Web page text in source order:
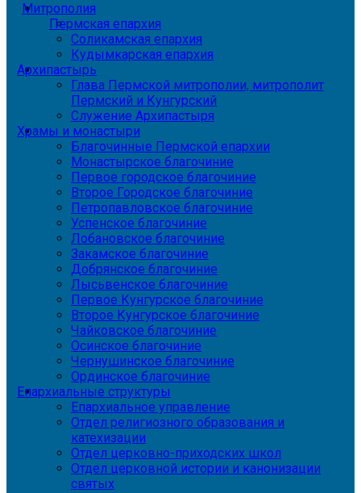
Митрополия
Пермская епархия
Соликамская епархия
Кудымкарская епархия
Архипастырь
Глава Пермской митрополии, митрополит
Пермский и Кунгурский
Служение Архипастыря
Храмы и монастыри
Благочинные Пермской епархии
Монастырское благочиние
Первое городское благочиние
Второе Городское благочиние
Петропавловское благочиние
Успенское благочиние
Лобановское благочиние
Закамское благочиние
Добрянское благочиние
Лысьвенское благочиние
Первое Кунгурское благочиние
Второе Кунгурское благочиние
Чайковское благочиние
Осинское благочиние
Чернушинское благочиние
Ординское благочиние
Епархиальные структуры
Епархиальное управление
Отдел религиозного образования и
катехизации
Отдел церковно-приходских школ
Отдел церковной истории и канонизации
святых